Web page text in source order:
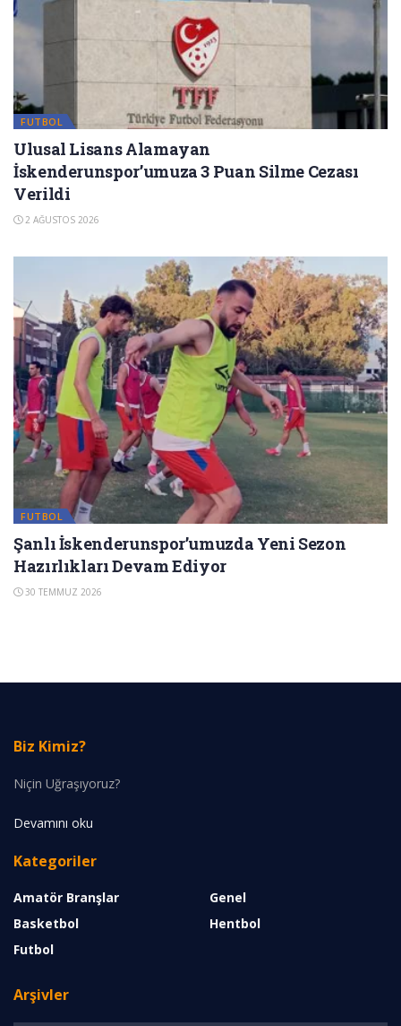
FUTBOL
Ulusal Lisans Alamayan
İskenderunspor’umuza 3 Puan Silme Cezası
Verildi
2 AĞUSTOS 2026
FUTBOL
Şanlı İskenderunspor’umuzda Yeni Sezon
Hazırlıkları Devam Ediyor
30 TEMMUZ 2026
Biz Kimiz?
Niçin Uğraşıyoruz?
Devamını oku
Kategoriler
Amatör Branşlar
Basketbol
Futbol
Genel
Hentbol
Arşivler